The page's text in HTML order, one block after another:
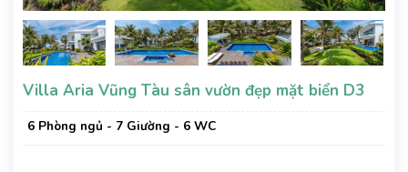
Villa Aria Vũng Tàu sân vườn đẹp mặt biển D3
6 Phòng ngủ - 7 Giường - 6 WC